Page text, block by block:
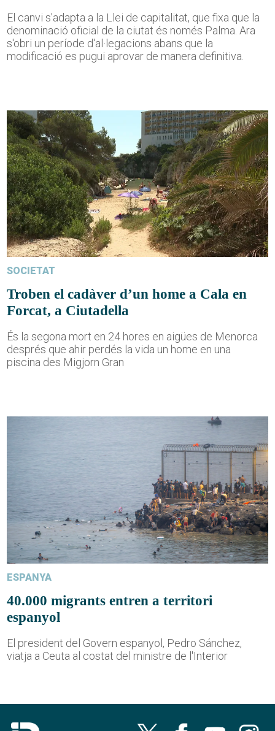
El canvi s'adapta a la Llei de capitalitat, que fixa que la
denominació oficial de la ciutat és només Palma. Ara
s'obri un període d'al·legacions abans que la
modificació es pugui aprovar de manera definitiva.
SOCIETAT
Troben el cadàver d’un home a Cala en
Forcat, a Ciutadella
És la segona mort en 24 hores en aigües de Menorca
després que ahir perdés la vida un home en una
piscina des Migjorn Gran
ESPANYA
40.000 migrants entren a territori
espanyol
El president del Govern espanyol, Pedro Sánchez,
viatja a Ceuta al costat del ministre de l'Interior